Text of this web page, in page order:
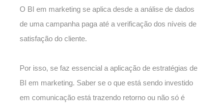
O BI em marketing se aplica desde a análise de dados
de uma campanha paga até a verificação dos níveis de
satisfação do cliente.
Por isso, se faz essencial a aplicação de estratégias de
BI em marketing. Saber se o que está sendo investido
em comunicação está trazendo retorno ou não só é